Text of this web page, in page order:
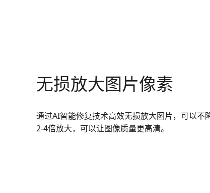
无损放大图片像素
通过AI智能修复技术高效无损放大图片，可以不
2-4倍放大，可以让图像质量更高清。